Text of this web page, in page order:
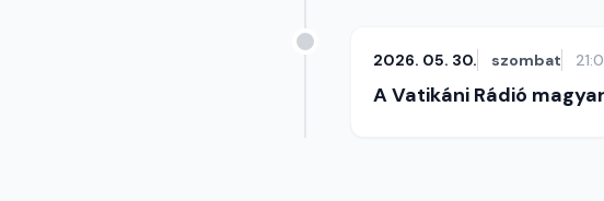
2026. 05. 30. szombat
A Vatikáni Rádió